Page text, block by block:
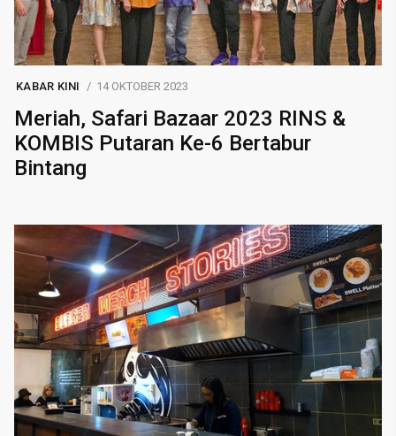
KABAR KINI 14 OKTOBER 2023
Meriah, Safari Bazaar 2023 RINS &
KOMBIS Putaran Ke-6 Bertabur
Bintang